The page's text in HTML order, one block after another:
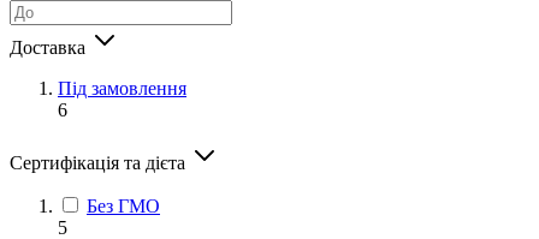
Доставка
Під замовлення
6
Сертифікація та дієта
Без ГМО
5